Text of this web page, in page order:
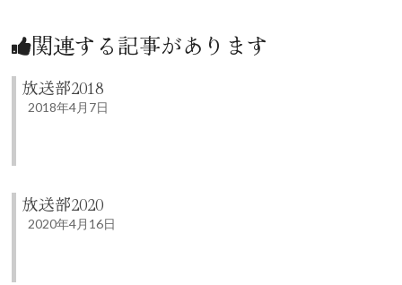
関連する記事があります
放送部2018
2018年4月7日
放送部2020
2020年4月16日